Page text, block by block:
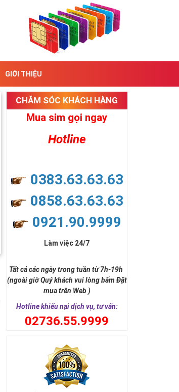
GIỚI THIỆU
CHĂM SÓC KHÁCH HÀNG
Mua sim gọi ngay
Hotline
0383.63.63.63
0858.63.63.63
0921.90.9999
Làm việc 24/7
Tất cả các ngày trong tuần từ 7h-19h
(ngoài giờ Quý khách vui lòng bấm Đặt
mua trên Web )
Hotline khiếu nại dịch vụ, tư vấn:
02736.55.9999